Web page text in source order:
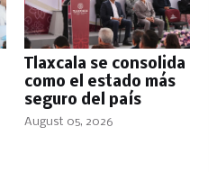
Tlaxcala se consolida
como el estado más
seguro del país
August 05, 2026